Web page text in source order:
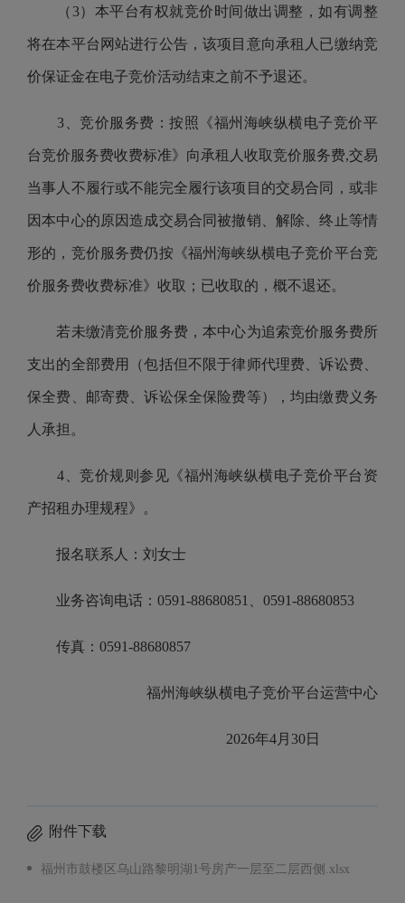
（3）本平台有权就竞价时间做出调整，如有调整
将在本平台网站进行公告，该项目意向承租人已缴纳竞
价保证金在电子竞价活动结束之前不予退还。
3、竞价服务费：按照《福州海峡纵横电子竞价平
台竞价服务费收费标准》向承租人收取竞价服务费,交易
当事人不履行或不能完全履行该项目的交易合同，或非
因本中心的原因造成交易合同被撤销、解除、终止等情
形的，竞价服务费仍按《福州海峡纵横电子竞价平台竞
价服务费收费标准》收取；已收取的，概不退还。
若未缴清竞价服务费，本中心为追索竞价服务费所
支出的全部费用（包括但不限于律师代理费、诉讼费、
保全费、邮寄费、诉讼保全保险费等），均由缴费义务
人承担。
4、竞价规则参见《福州海峡纵横电子竞价平台资
产招租办理规程》。
报名联系人：刘女士
业务咨询电话：0591-88680851、0591-88680853
传真：0591-88680857
福州海峡纵横电子竞价平台运营中心
2026年4月30日
附件下载
福州市鼓楼区乌山路黎明湖1号房产一层至二层西侧.xlsx